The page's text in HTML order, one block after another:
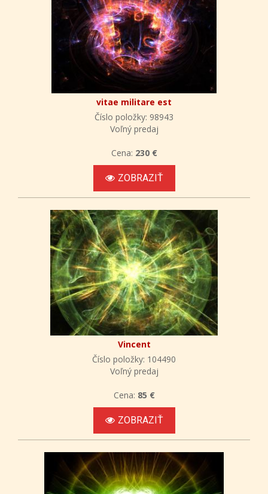
vitae militare est
Číslo položky: 98943
Voľný predaj
Cena: 230 €
ZOBRAZIŤ
Vincent
Číslo položky: 104490
Voľný predaj
Cena: 85 €
ZOBRAZIŤ